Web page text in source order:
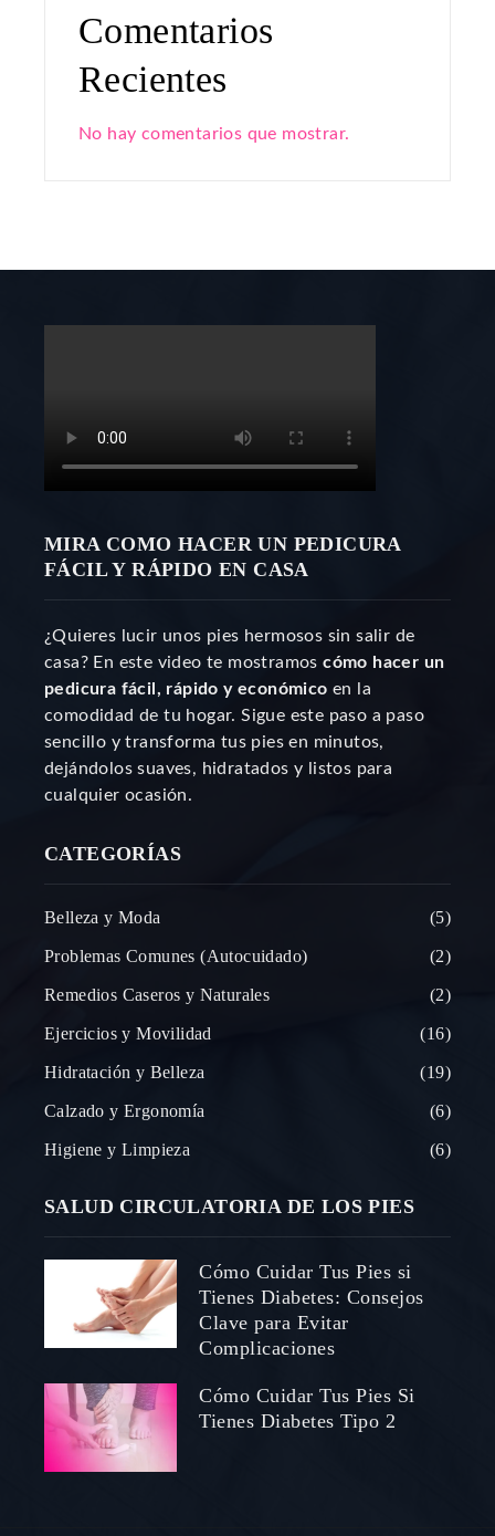
Comentarios
Recientes
No hay comentarios que mostrar.
MIRA COMO HACER UN PEDICURA
FÁCIL Y RÁPIDO EN CASA
¿Quieres lucir unos pies hermosos sin salir de
casa? En este video te mostramoscómo hacer un
pedicura fácil, rápido y económico en la
comodidad de tu hogar. Sigue este paso a paso
sencillo y transforma tus pies en minutos,
dejándolos suaves, hidratados y listos para
cualquier ocasión.
CATEGORÍAS
Belleza y Moda 5
Problemas Comunes (Autocuidado) 2
Remedios Caseros y Naturales 2
Ejercicios y Movilidad 16
Hidratación y Belleza 19
Calzado y Ergonomía 6
Higiene y Limpieza 6
SALUD CIRCULATORIA DE LOS PIES
Cómo Cuidar Tus Pies si
Tienes Diabetes: Consejos
Clave para Evitar
Complicaciones
Cómo Cuidar Tus Pies Si
Tienes Diabetes Tipo 2